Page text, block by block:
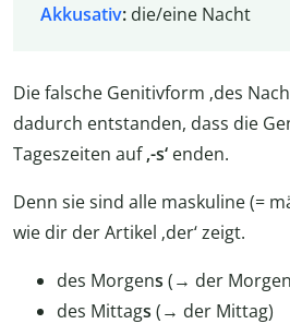
Akkusativ:die/eine Nacht
Die falsche Genitivform ‚des
dadurch entstanden, dass die
Tageszeiten auf‚-s‘ enden.
Denn sie sind alle maskuline (=
wie dir der Artikel ‚der‘ zeigt.
des Morgens (→ der
des Mittags (→ der Mittag)